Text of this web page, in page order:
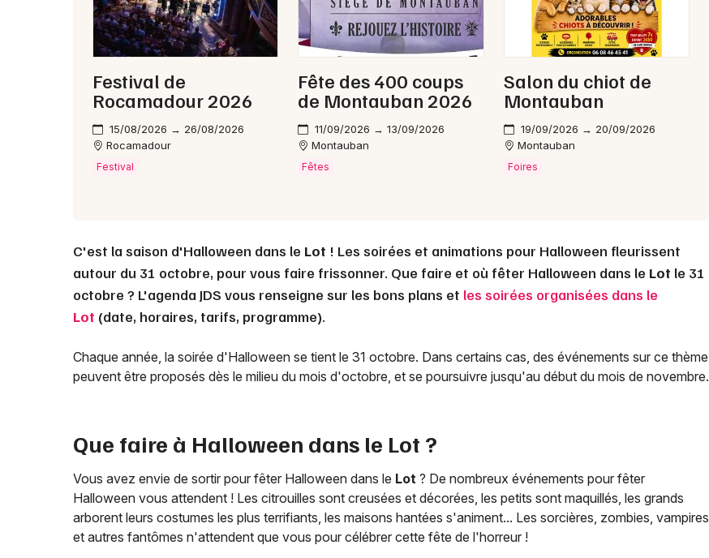
Je m'abonne
Festival de
Rocamadour 2026
15/08/2026 → 26/08/2026
Rocamadour
Festival
Fête des 400 coups
de Montauban 2026
11/09/2026 → 13/09/2026
Montauban
Fêtes
Salon du chiot de
Montauban
19/09/2026 → 20/09/2026
Montauban
Foires
C'est la saison d'Halloween dans le Lot ! Les soirées et animations pour Halloween fleurissent
autour du 31 octobre, pour vous faire frissonner. Que faire et où fêter Halloween dans le Lot le 31
octobre ? L'agenda JDS vous renseigne sur les bons plans et les soirées organisées dans le
Lot (date, horaires, tarifs, programme).
Chaque année, la soirée d'Halloween se tient le 31 octobre. Dans certains cas, des événements sur ce thème
peuvent être proposés dès le milieu du mois d'octobre, et se poursuivre jusqu'au début du mois de novembre.
Que faire à Halloween dans le Lot ?
Vous avez envie de sortir pour fêter Halloween dans le Lot ? De nombreux événements pour fêter
Halloween vous attendent ! Les citrouilles sont creusées et décorées, les petits sont maquillés, les grands
arborent leurs costumes les plus terrifiants, les maisons hantées s'animent... Les sorcières, zombies, vampires
et autres fantômes n'attendent que vous pour célébrer cette fête de l'horreur !